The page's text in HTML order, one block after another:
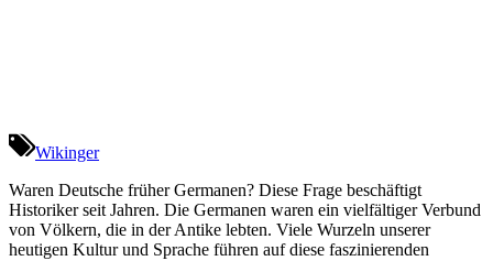
Wikinger
Waren Deutsche früher Germanen? Diese Frage beschäftigt
Historiker seit Jahren. Die Germanen waren ein vielfältiger Verbund
von Völkern, die in der Antike lebten. Viele Wurzeln unserer
heutigen Kultur und Sprache führen auf diese faszinierenden